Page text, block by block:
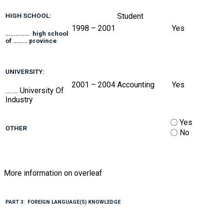
HIGH SCHOOL:
…………… high school
of ……… province
1998 – 2001
Student
Yes
UNIVERSITY:
…….. University Of
Industry
2001 – 2004 Accounting Yes
OTHER
〇 Yes
〇 No
More information on overleaf
PART 3: FOREIGN LANGUAGE(S) KNOWLEDGE